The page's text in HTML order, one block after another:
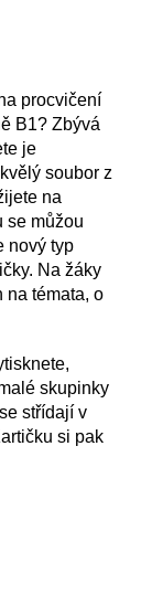
procvičení
B1? Zbývá
je
soubor z
na
se můžou
nový typ
Na žáky
na témata, o
skupinky
střídají v
si pak